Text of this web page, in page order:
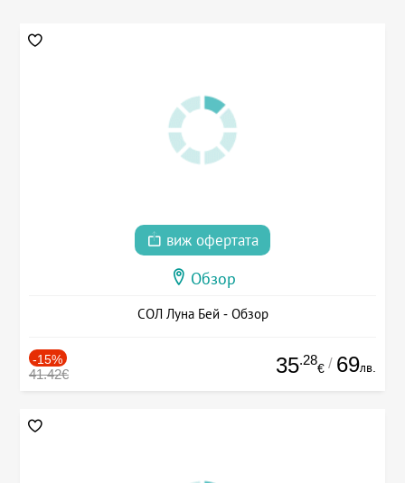
виж офертата
Обзор
СОЛ Луна Бей - Обзор
-15%
41.42€ 35.28
€ / 69лв.